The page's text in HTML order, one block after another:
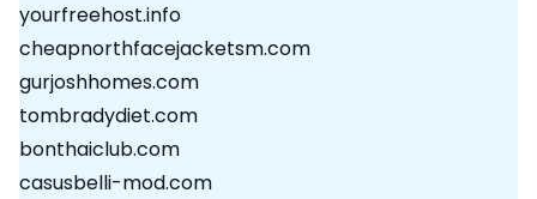
yourfreehost.info
cheapnorthfacejacketsm.com
gurjoshhomes.com
tombradydiet.com
bonthaiclub.com
casusbelli-mod.com